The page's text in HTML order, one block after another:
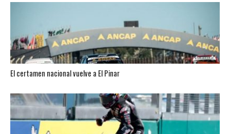
El certamen nacional vuelve a El Pinar